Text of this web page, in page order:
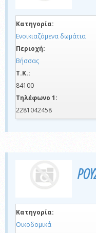
Κατηγορία:
Ενοικιαζόμενα δωμάτια
Περιοχή:
Βήσσας
Τ.Κ.:
84100
Τηλέφωνο 1:
2281042458
Κατηγορία:
Οικοδομικά